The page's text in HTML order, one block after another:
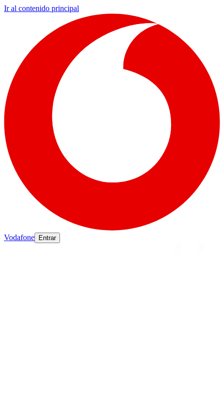
Ir al contenido principal
Vodafone Entrar
Mi